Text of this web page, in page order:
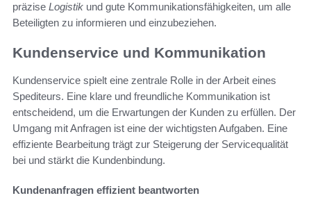
präzise Logistik und gute Kommunikationsfähigkeiten, um alle
Beteiligten zu informieren und einzubeziehen.
Kundenservice und Kommunikation
Kundenservice spielt eine zentrale Rolle in der Arbeit eines
Spediteurs. Eine klare und freundliche Kommunikation ist
entscheidend, um die Erwartungen der Kunden zu erfüllen. Der
Umgang mit Anfragen ist eine der wichtigsten Aufgaben. Eine
effiziente Bearbeitung trägt zur Steigerung der Servicequalität
bei und stärkt die Kundenbindung.
Kundenanfragen effizient beantworten